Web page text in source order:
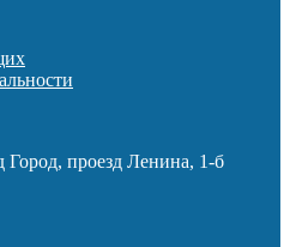
Город, проезд Ленина, 1-б